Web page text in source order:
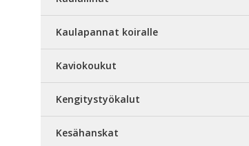
Kaulapannat koiralle
Kaviokoukut
Kengitystyökalut
Kesähanskat